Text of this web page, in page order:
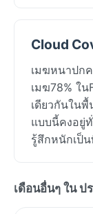
Cloud
เมฆหนาปก
เมฆ78% ใ
เดียวกันใน
แบบนี้คงอยู่
รู้สึกหนักเป็น
เดือนอื่นๆ ใน ป